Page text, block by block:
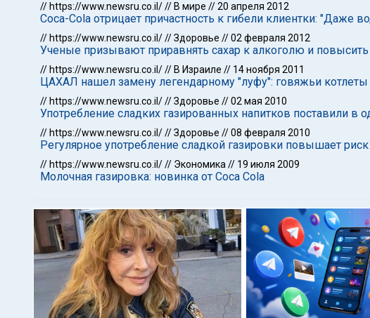
// https://www.newsru.co.il/// В мире //20 апреля 2012
Coca-Cola отрицает причастность к гибели клиентки: "Даже
// https://www.newsru.co.il///Здоровье //02 февраля 2012
Ученые призывают приравнять сахар к алкоголю и
// https://www.newsru.co.il/// В Израиле // 14 ноября 2011
ЦАХАЛ нашел замену легендарному "луфу": говяжьи котлеты
// https://www.newsru.co.il///Здоровье //02 мая 2010
Употребление сладких газированных напитков поставили в
// https://www.newsru.co.il///Здоровье //08 февраля 2010
Регулярное употребление сладкой газировки повышает
// https://www.newsru.co.il/// Экономика // 19 июля 2009
Молочная газировка: новинка от Coca Cola